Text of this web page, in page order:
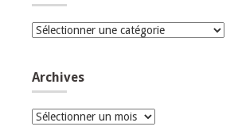
Catégories
Archives
Archives